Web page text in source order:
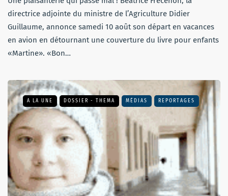
directrice adjointe du ministre de l’Agriculture Didier
Guillaume, annonce samedi 10 août son départ en vacances
en avion en détournant une couverture du livre pour enfants
«Martine». «Bon…
A LA UNE DOSSIER - THEMA MÉDIAS REPORTAGES